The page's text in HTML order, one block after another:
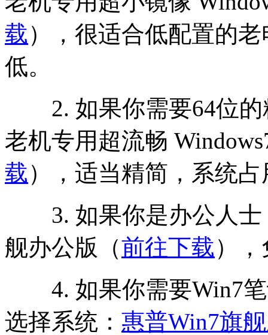
载），很适合低配置的
低。
2. 如果你需要64位的
老机专用超流畅
载），适当精简，系统
3. 如果你是办公人士
舰办公版（前往下载）
4. 如果你需要Win7笔
选择系统： 惠普Win7旗